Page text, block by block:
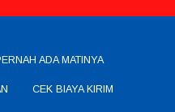
ADA MATINYA
CEK BIAYA KIRIM